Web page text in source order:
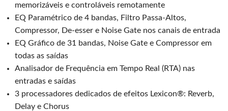
memorizáveis e controláveis remotamente
EQ Paramétrico de 4 bandas, Filtro Passa-Altos,
Compressor, De-esser e Noise Gate nos canais de entrada
EQ Gráfico de 31 bandas, Noise Gate e Compressor em
todas as saídas
Analisador de Frequência em Tempo Real (RTA) nas
entradas e saídas
3 processadores dedicados de efeitos Lexicon®: Reverb,
Delay e Chorus